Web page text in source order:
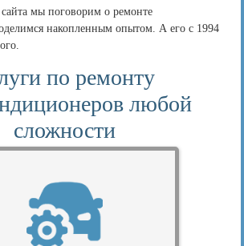
мы поговорим о ремонте
накопленным опытом. А его с 1994
по ремонту
любой
сложности